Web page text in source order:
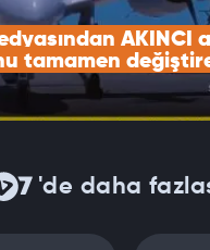
AKINCI
tamamen
'de daha